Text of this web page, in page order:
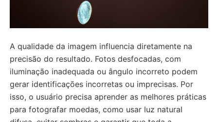
A qualidade da imagem influencia diretamente na
precisão do resultado. Fotos desfocadas, com
iluminação inadequada ou ângulo incorreto podem
gerar identificações incorretas ou imprecisas. Por
isso, o usuário precisa aprender as melhores práticas
para fotografar moedas, como usar luz natural